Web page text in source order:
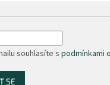
souhlasíte spodmínkami
SE